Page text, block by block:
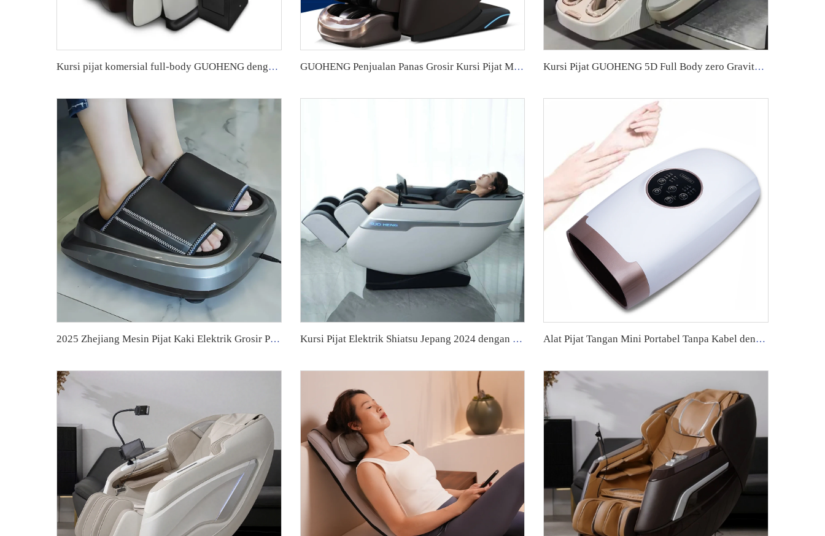
Kursi pijat komersial full-body GUOHENG dengan sistem Aplikasi. GUOHENG Penjualan Panas Grosir Kursi Pijat Mewah Elektrik Trek Sl Nol Gravitasi Pijat Shiatsu Seluruh Tubuh dengan fungsi musik 4D Kursi Pijat GUOHENG 5D Full Body zero Gravity 4D Pijat Kaki Listrik Kursi Pijat dengan Akupresur dan Ulatan
2025 Zhejiang Mesin Pijat Kaki Elektrik Grosir Pabrik, Fitur Getaran untuk Drainase Limfatik Kursi Pijat Elektrik Shiatsu Jepang 2024 dengan Tangan Mewah Model Besar Inframerah Seluruh Tubuh Kursi Pijat Premium untuk Pria Alat Pijat Tangan Mini Portabel Tanpa Kabel dengan 9 Kecepatan, Tekanan Udara Elektrik dengan Panas, Mesin Pijat Tangan untuk Telapak Tangan